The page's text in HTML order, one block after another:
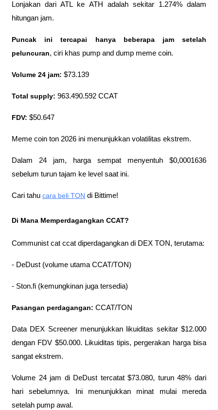
Lonjakan dari ATL ke ATH adalah sekitar 1.274% dalam
hitungan jam.
Puncak ini tercapai hanya beberapa jam setelah
peluncuran, ciri khas pump and dump meme coin.
Volume 24 jam: $73.139
Total supply: 963.490.592 CCAT
FDV: $50.647
Meme coin ton 2026 ini menunjukkan volatilitas ekstrem.
Dalam 24 jam, harga sempat menyentuh $0,0001636
sebelum turun tajam ke level saat ini.
Cari tahu cara beli TON di Bittime!
Di Mana Memperdagangkan CCAT?
Communist cat ccat diperdagangkan di DEX TON, terutama:
- DeDust (volume utama CCAT/TON)
- Ston.fi (kemungkinan juga tersedia)
Pasangan perdagangan: CCAT/TON
Data DEX Screener menunjukkan likuiditas sekitar $12.000
dengan FDV $50.000. Likuiditas tipis, pergerakan harga bisa
sangat ekstrem.
Volume 24 jam di DeDust tercatat $73.080, turun 48% dari
hari sebelumnya. Ini menunjukkan minat mulai mereda
setelah pump awal.